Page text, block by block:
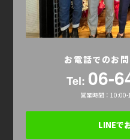
お電話でのお
Tel: 06-
営業時間：
LINEで